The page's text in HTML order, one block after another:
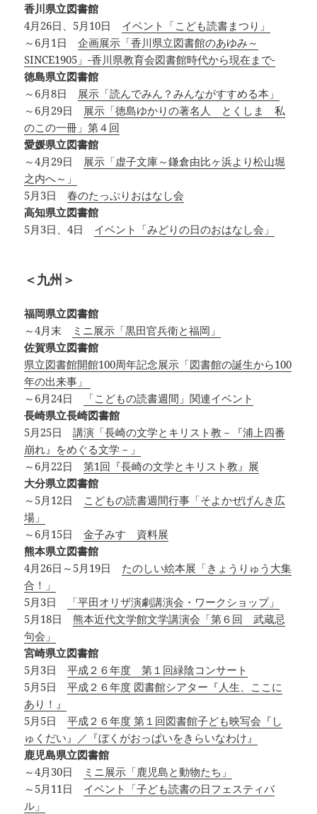
香川県立図書館
4月26日、5月10日 イベント「こども読書まつり」
～6月1日企画展示「香川県立図書館のあゆみ～
SINCE1905」-香川県教育会図書館時代から現在まで-
徳島県立図書館
～6月8日 展示「読んでみん？みんながすすめる本」
～6月29日 展示「徳島ゆかりの著名人 とくしま 私
のこの一冊」第４回
愛媛県立図書館
～4月29日 展示「虚子文庫～鎌倉由比ヶ浜より松山堀
之内へ～」
5月3日春のたっぷりおはなし会
高知県立図書館
5月3日、4日 イベント「みどりの日のおはなし会」
＜九州＞
福岡県立図書館
～4月末
ミニ展示「黒田官兵衛と福岡」
佐賀県立図書館
県立図書館開館100周年記念展示「図書館の誕生から100
年の出来事」
～6月24日
「こどもの読書週間」関連イベント
長崎県立長崎図書館
5月25日講演「長崎の文学とキリスト教－『浦上四番
崩れ』をめぐる文学－」
～6月22日第1回『長崎の文学とキリスト教』展
大分県立図書館
～5月12日 こどもの読書週間行事「そよかぜげんき広
場」
～6月15日金子みすゞ資料展
熊本県立図書館
4月26日～5月19日 たのしい絵本展「きょうりゅう大集
合！」
5月3日
「平田オリザ演劇講演会・ワークショップ」
5月18日熊本近代文学館文学講演会「第６回 武蔵忌
句会」
宮崎県立図書館
5月3日平成２６年度 第１回緑陰コンサート
5月5日平成２６年度 図書館シアター『人生、ここに
あり！』
5月5日平成２６年度 第１回図書館子ども映写会『し
ゅくだい』／『ぼくがおっぱいをきらいなわけ』
鹿児島県立図書館
～4月30日
ミニ展示「鹿児島と動物たち」
～5月11日 イベント「子ども読書の日フェスティバ
ル」